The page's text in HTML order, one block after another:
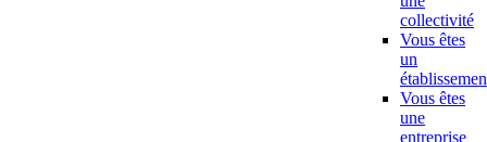
collectivité
Vous êtes
un
Vous êtes
une
entreprise